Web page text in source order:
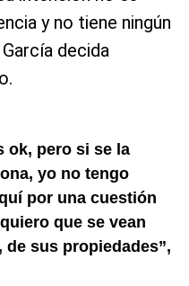
y no tiene ningún
decida
ok, pero si se la
yo no tengo
por una cuestión
que se vean
de sus propiedades”,